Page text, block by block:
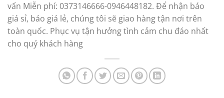
vấn Miễn phí: 0373146666-0946448182. Để nhận báo
giá sỉ, báo giá lẻ, chúng tôi sẽ giao hàng tận nơi trên
toàn quốc. Phục vụ tận hưởng tình cảm chu đáo nhất
cho quý khách hàng